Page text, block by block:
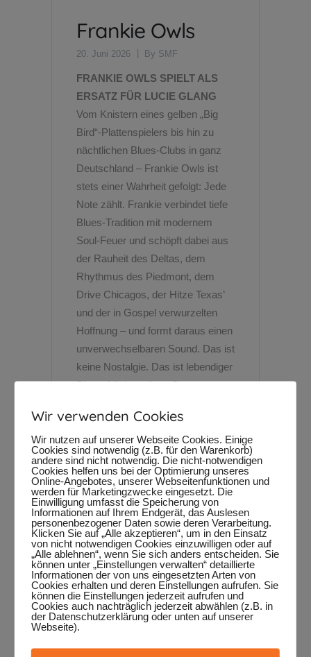
Frankie Owls
20. Juni 2026 By SMF
FRANKIE OWLS SPIELT ALS
ERSATZ FÜR LUCIE GLANG
Vom Knistern eines gelben „Big
Bird“-Plattenspielers bis hin zu
nächtlichen Blues-Clubs in ganz
Deutschland – Frankie Owls ist
stets einer Wahrheit gefolgt: Jede
Note zählt. Frankie verbindet tiefe
Blues-Tradition mit modernem
Soul-Feuer und schöpft dabei aus
der Rauheit des Deltas, dem
Rhythmus des Piedmont, dem
Drive Chicagos, der Hitze Texas’
und der in Gospel verwurzelten
Hoffnung – und formt daraus einen
unverwechselbaren Sound. Das ist
keine Nostalgie. Das ist lebendiger
Blues. Mittlerweile in Stuttgart...
Roger William
Smith
6. Mai 2025 BySMF
Roger Smith bringt eine kraftvolle
Mischung aus Blues und
Americana ein weiteres Mal beim
Wir verwenden Cookies
Wir nutzen auf unserer Webseite Cookies. Einige
Cookies sind notwendig (z.B. für den Warenkorb)
andere sind nicht notwendig. Die nicht-notwendigen
Cookies helfen uns bei der Optimierung unseres
Online-Angebotes, unserer Webseitenfunktionen und
werden für Marketingzwecke eingesetzt. Die
Einwilligung umfasst die Speicherung von
Informationen auf Ihrem Endgerät, das Auslesen
personenbezogener Daten sowie deren Verarbeitung.
Klicken Sie auf „Alle akzeptieren“, um in den Einsatz
von nicht notwendigen Cookies einzuwilligen oder auf
„Alle ablehnen“, wenn Sie sich anders entscheiden. Sie
können unter „Einstellungen verwalten“ detaillierte
Informationen der von uns eingesetzten Arten von
Cookies erhalten und deren Einstellungen aufrufen. Sie
können die Einstellungen jederzeit aufrufen und
Cookies auch nachträglich jederzeit abwählen (z.B. in
der Datenschutzerklärung oder unten auf unserer
Webseite).